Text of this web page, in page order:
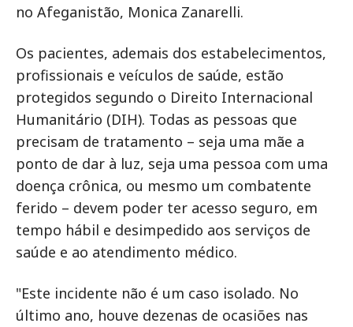
no Afeganistão, Monica Zanarelli.
Os pacientes, ademais dos estabelecimentos,
profissionais e veículos de saúde, estão
protegidos segundo o Direito Internacional
Humanitário (DIH). Todas as pessoas que
precisam de tratamento – seja uma mãe a
ponto de dar à luz, seja uma pessoa com uma
doença crônica, ou mesmo um combatente
ferido – devem poder ter acesso seguro, em
tempo hábil e desimpedido aos serviços de
saúde e ao atendimento médico.
"Este incidente não é um caso isolado. No
último ano, houve dezenas de ocasiões nas